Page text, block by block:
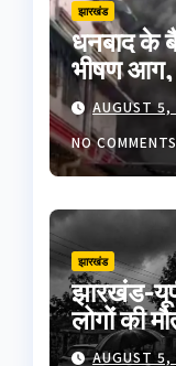
झारखंड
धनबाद के
भीषण आग,
तफरी; बड़ा
AUGUST 5,
NO COMMENTS
झारखंड
झारखंड-
लोगों की
अपनाएं ये
AUGUST